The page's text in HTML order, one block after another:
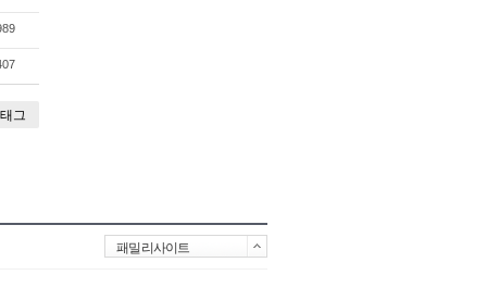
태그
패밀리사이트